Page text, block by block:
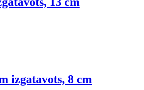
izgatavots, 8 cm